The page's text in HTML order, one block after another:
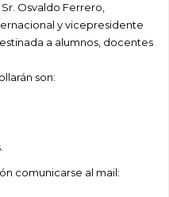
Osvaldo Ferrero,
y vicepresidente
a alumnos, docentes
son:
comunicarse al mail: